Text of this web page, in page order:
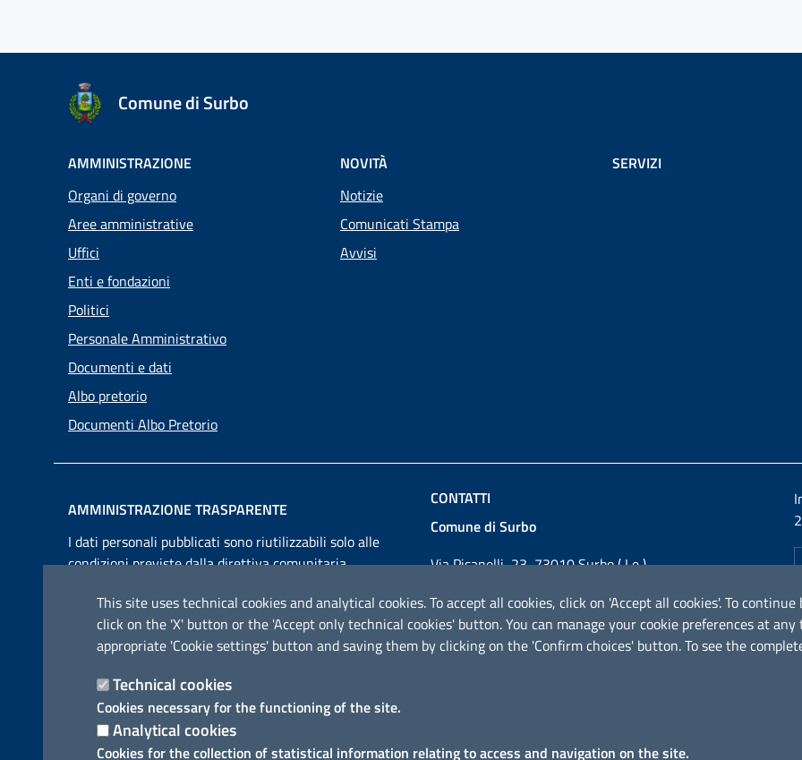
This site uses technical cookies and analytical cookies. To accept all cookies, click on 'Accept all cookies'. To
click on the 'X' button or the 'Accept only technical cookies' button. You can manage your cookie preferences at
appropriate 'Cookie settings' button and saving them by clicking on the 'Confirm choices' button. To see the
Technical cookies
Cookies necessary for the functioning of the site.
Analytical cookies
Cookies for the collection of statistical information relating to access and navigation on the site.
Comune di Surbo
AMMINISTRAZIONE
Organi di governo
Aree amministrative
Uffici
Enti e fondazioni
Politici
Personale Amministrativo
Documenti e dati
Albo pretorio
Documenti Albo Pretorio
NOVITÀ
Notizie
Comunicati Stampa
Avvisi
SERVIZI
AMMINISTRAZIONE TRASPARENTE
I dati personali pubblicati sono riutilizzabili solo alle
condizioni previste dalla direttiva comunitaria
CONTATTI
Comune di Surbo
Via Pisanelli, 23, 73010 Surbo ( Le )
Telefono: 0832 360800
Fax: 0832 360821
Email:comunesurbo@pec.it